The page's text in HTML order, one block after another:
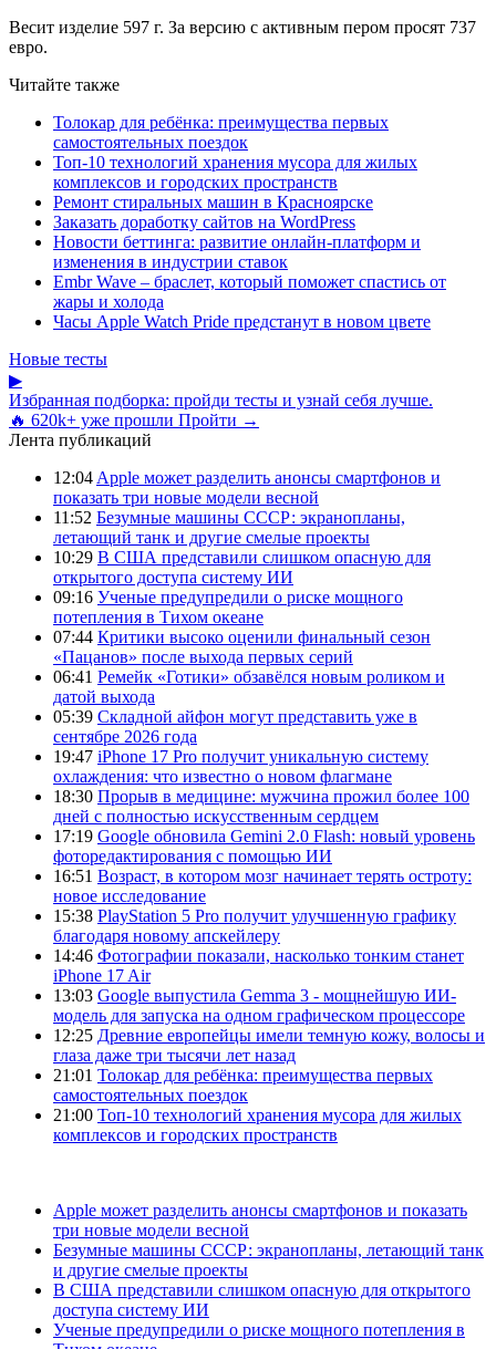
Весит изделие 597 г. За версию с активным пером просят 737
евро.
Читайте также
Толокар для ребёнка: преимущества первых
самостоятельных поездок
Топ-10 технологий хранения мусора для жилых
комплексов и городских пространств
Ремонт стиральных машин в Красноярске
Заказать доработку сайтов на WordPress
Новости беттинга: развитие онлайн-платформ и
изменения в индустрии ставок
Embr Wave – браслет, который поможет спастись от
жары и холода
Часы Apple Watch Pride предстанут в новом цвете
Новые тесты
▶
Избранная подборка: пройди тесты и узнай себя лучше.
🔥 620k+ уже прошли Пройти →
Лента публикаций
12:04 Apple может разделить анонсы смартфонов и
показать три новые модели весной
11:52 Безумные машины СССР: экранопланы,
летающий танк и другие смелые проекты
10:29 В США представили слишком опасную для
открытого доступа систему ИИ
09:16 Ученые предупредили о риске мощного
потепления в Тихом океане
07:44 Критики высоко оценили финальный сезон
«Пацанов» после выхода первых серий
06:41 Ремейк «Готики» обзавёлся новым роликом и
датой выхода
05:39 Складной айфон могут представить уже в
сентябре 2026 года
19:47 iPhone 17 Pro получит уникальную систему
охлаждения: что известно о новом флагмане
18:30 Прорыв в медицине: мужчина прожил более 100
дней с полностью искусственным сердцем
17:19 Google обновила Gemini 2.0 Flash: новый уровень
фоторедактирования с помощью ИИ
16:51 Возраст, в котором мозг начинает терять остроту:
новое исследование
15:38 PlayStation 5 Pro получит улучшенную графику
благодаря новому апскейлеру
14:46 Фотографии показали, насколько тонким станет
iPhone 17 Air
13:03 Google выпустила Gemma 3 - мощнейшую ИИ-
модель для запуска на одном графическом процессоре
12:25 Древние европейцы имели темную кожу, волосы и
глаза даже три тысячи лет назад
21:01 Толокар для ребёнка: преимущества первых
самостоятельных поездок
21:00 Топ-10 технологий хранения мусора для жилых
комплексов и городских пространств
Apple может разделить анонсы смартфонов и показать
три новые модели весной
Безумные машины СССР: экранопланы, летающий танк
и другие смелые проекты
В США представили слишком опасную для открытого
доступа систему ИИ
Ученые предупредили о риске мощного потепления в